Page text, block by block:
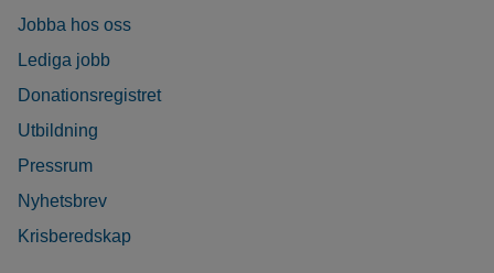
Jobba hos oss
Lediga jobb
Donationsregistret
Utbildning
Pressrum
Nyhetsbrev
Krisberedskap